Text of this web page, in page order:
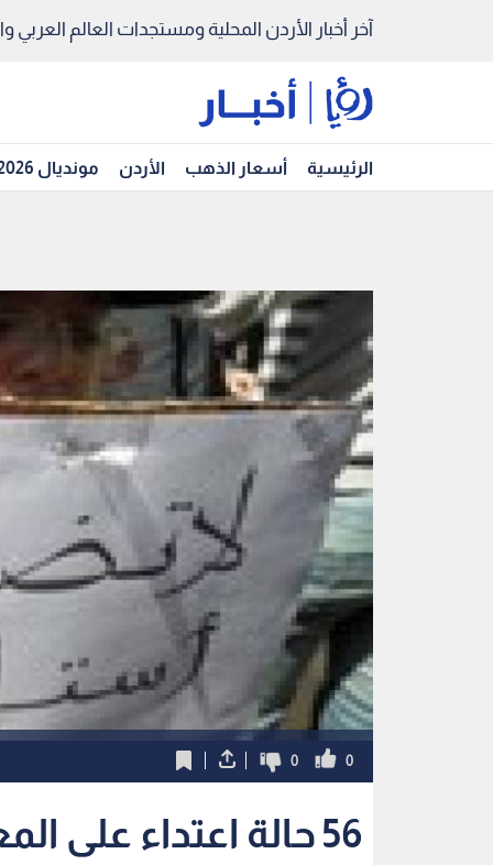
آخر أخبار الأردن المحلية ومستجدات العالم العربي
الرئيسية أسعار الذهب الأردن مونديال 2026
0
0
56 حالة اعتداء على المعلمين عام 2014